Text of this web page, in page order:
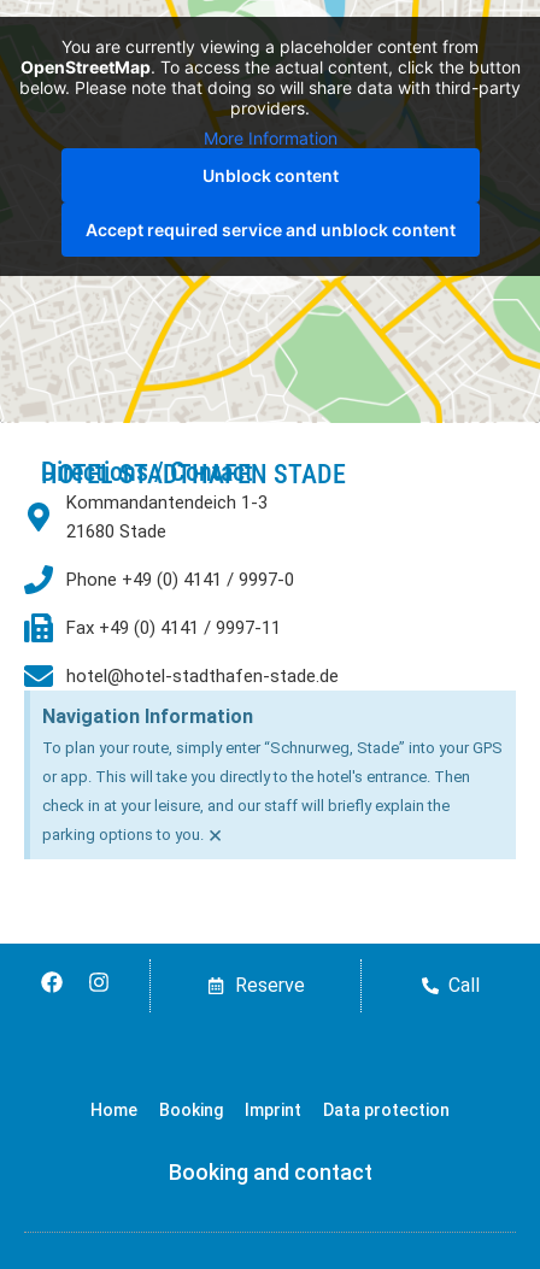
You are currently viewing a placeholder content from
OpenStreetMap. To access the actual content, click the button
below. Please note that doing so will share data with third-party
providers.
More Information
Unblock content
Accept required service and unblock content
Directions / Contact
HOTEL STADTHAFEN STADE
Kommandantendeich 1-3
21680 Stade
Phone +49 (0) 4141 / 9997-0
Fax +49 (0) 4141 / 9997-11
hotel@hotel-stadthafen-stade.de
Navigation Information
To plan your route, simply enter “Schnurweg, Stade” into your GPS
or app. This will take you directly to the hotel's entrance. Then
check in at your leisure, and our staff will briefly explain the
parking options to you. ×
Reserve Call
Home Booking Imprint Data protection
Booking and contact